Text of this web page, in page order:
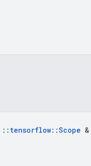
:: tensorflow::Scope &